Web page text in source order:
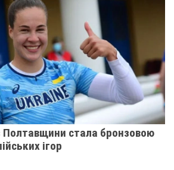
Полтавщини стала бронзовою
ігор